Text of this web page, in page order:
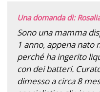
Una domanda di:
Sono una mamma
1 anno, appena nato
perché ha ingerito
con dei batteri.
dimesso a circa 8